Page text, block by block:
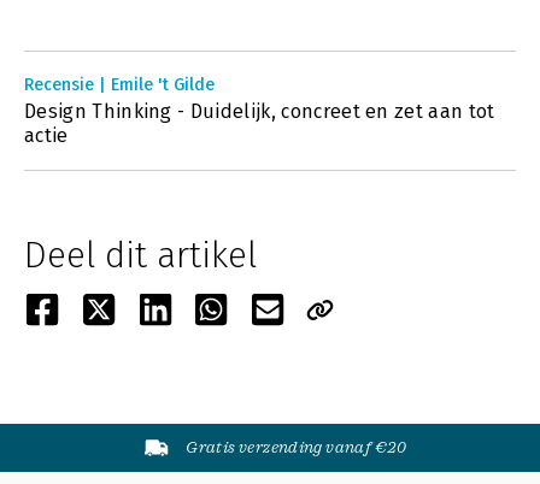
Recensie | Emile 't Gilde
Design Thinking - Duidelijk, concreet en zet aan tot
actie
Deel dit artikel
Gratis verzending vanaf €20